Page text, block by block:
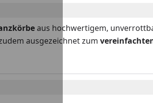
aus hochwertigem,
ausgezeichnet zum